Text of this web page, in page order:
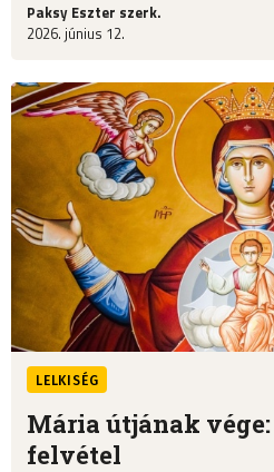
Paksy Eszter szerk.
2026. június 12.
LELKISÉG
Mária útjának
felvétel